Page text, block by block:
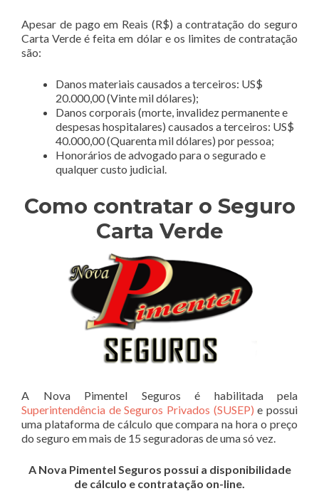
Apesar de pago em Reais (R$) a contratação do seguro
Carta Verde é feita em dólar e os limites de contratação
são:
Danos materiais causados a terceiros: US$
20.000,00 (Vinte mil dólares);
Danos corporais (morte, invalidez permanente e
despesas hospitalares) causados a terceiros: US$
40.000,00 (Quarenta mil dólares) por pessoa;
Honorários de advogado para o segurado e
qualquer custo judicial.
Como contratar o Seguro
Carta Verde
A Nova Pimentel Seguros é habilitada pela
Superintendência de Seguros Privados (SUSEP) e possui
uma plataforma de cálculo que compara na hora o preço
do seguro em mais de 15 seguradoras de uma só vez.
A Nova Pimentel Seguros possui a disponibilidade
de cálculo e contratação on-line.